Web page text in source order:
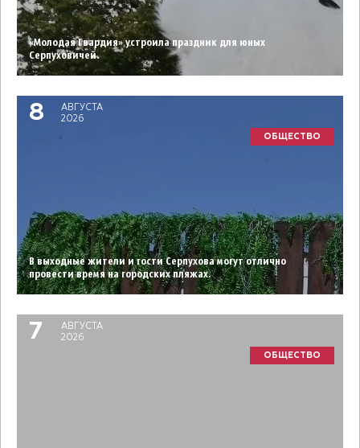
«Молодая Гвардия» устроила праздник для юных
Серпуховичей.
8
АВГУСТА
2026
ОБЩЕСТВО
В выходные жители и гости Серпухова могут отлично
провести время на городских пляжах.
7
АВГУСТА
2026
ОБЩЕСТВО